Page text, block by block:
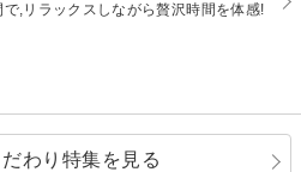
,リラックスしながら贅沢時間を体感!
わり特集を見る